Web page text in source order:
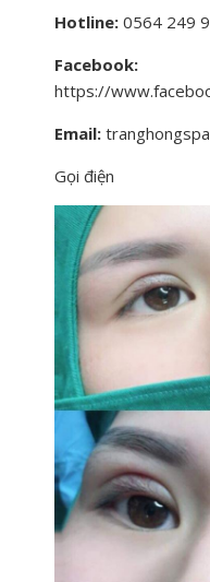
Hotline: 0564 249
Facebook:
https://
Email:
Gọi điện